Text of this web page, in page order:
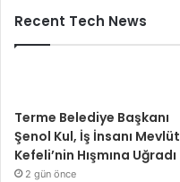
Recent Tech News
Terme Belediye Başkanı
Şenol Kul, İş İnsanı Mevlüt
Kefeli’nin Hışmına Uğradı
2 gün önce